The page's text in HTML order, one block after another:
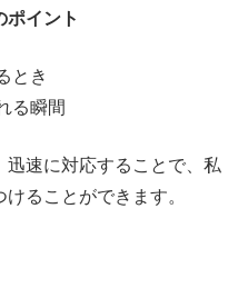
ポイント
とき
る瞬間
迅速に対応することで、私
ることができます。